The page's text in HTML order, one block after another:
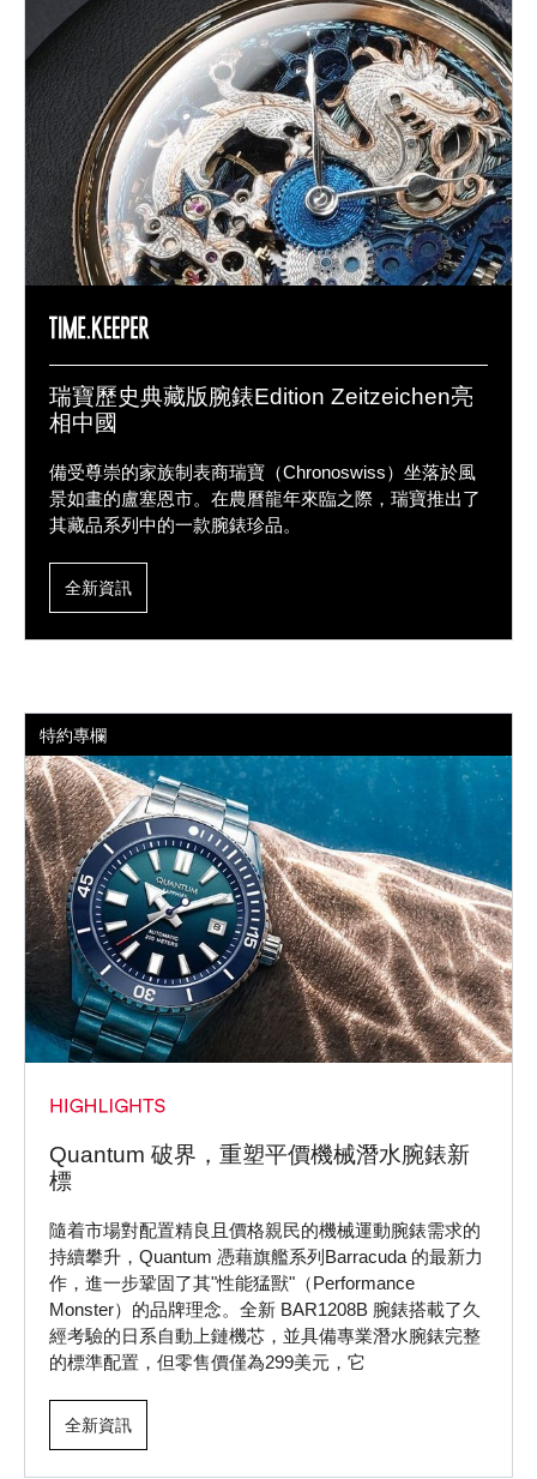
瑞寶歷史典藏版腕錶Edition Zeitzeichen亮
相中國
備受尊崇的家族制表商瑞寶（Chronoswiss）坐落於風
景如畫的盧塞恩市。在農曆龍年來臨之際，瑞寶推出了
其藏品系列中的一款腕錶珍品。
全新資訊
特約專欄
Quantum 破界，重塑平價機械潛水腕錶新
標
隨着市場對配置精良且價格親民的機械運動腕錶需求的
持續攀升，Quantum 憑藉旗艦系列Barracuda 的最新力
作，進一步鞏固了其"性能猛獸"（Performance
Monster）的品牌理念。全新 BAR1208B 腕錶搭載了久
經考驗的日系自動上鏈機芯，並具備專業潛水腕錶完整
的標準配置，但零售價僅為299美元，它
全新資訊